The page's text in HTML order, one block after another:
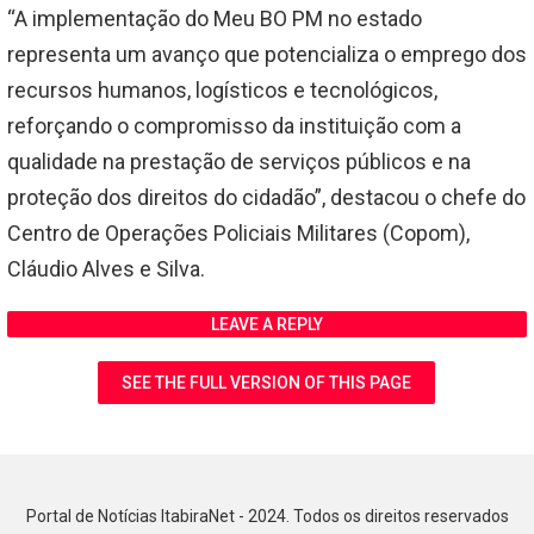
“A implementação do Meu BO PM no estado
representa um avanço que potencializa o emprego dos
recursos humanos, logísticos e tecnológicos,
reforçando o compromisso da instituição com a
qualidade na prestação de serviços públicos e na
proteção dos direitos do cidadão”, destacou o chefe do
Centro de Operações Policiais Militares (Copom),
Cláudio Alves e Silva.
LEAVE A REPLY
SEE THE FULL VERSION OF THIS PAGE
Portal de Notícias ItabiraNet - 2024. Todos os direitos reservados